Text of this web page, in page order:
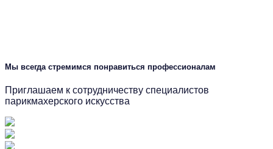
Мы всегда стремимся понравиться профессионалам
Приглашаем к сотрудничеству специалистов
парикмахерского искусства